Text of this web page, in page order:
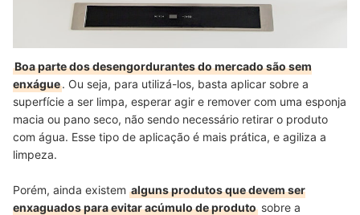
Boa parte dos desengordurantes do mercado são sem
enxágue. Ou seja, para utilizá-los, basta aplicar sobre a
superfície a ser limpa, esperar agir e remover com uma esponja
macia ou pano seco, não sendo necessário retirar o produto
com água. Esse tipo de aplicação é mais prática, e agiliza a
limpeza.
Porém, ainda existem alguns produtos que devem ser
enxaguados para evitar acúmulo de produto sobre a